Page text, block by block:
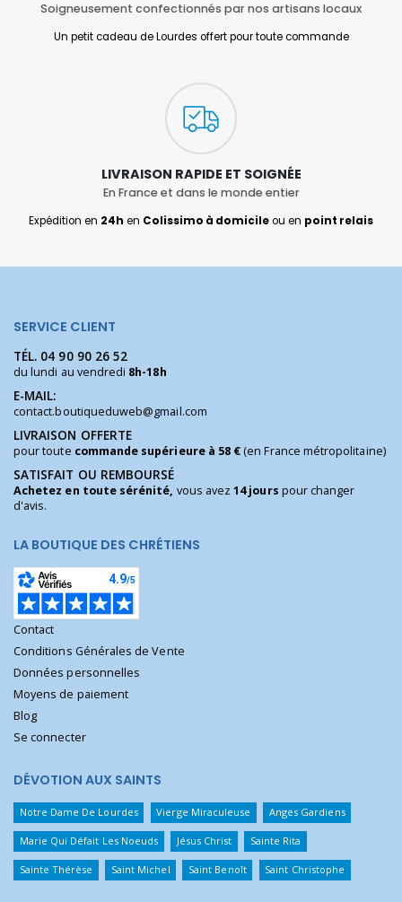
Soigneusement confectionnés par nos artisans locaux
Un petit cadeau de Lourdes offert pour toute commande
LIVRAISON RAPIDE ET SOIGNÉE
En France et dans le monde entier
Expédition en 24h en Colissimo à domicileou en point relais
SERVICE CLIENT
TÉL. 04 90 90 26 52
du lundi au vendredi 8h-18h
E-MAIL:
contact.boutiqueduweb@gmail.com
LIVRAISON OFFERTE
pour toute commande supérieure à 58 €(en France métropolitaine)
SATISFAIT OU REMBOURSÉ
Achetez en toute sérénité, vous avez14 jours pour changer
d'avis.
LA BOUTIQUE DES CHRÉTIENS
Contact
Conditions Générales de Vente
Données personnelles
Moyens de paiement
Blog
Se connecter
DÉVOTION AUX SAINTS
Notre Dame De Lourdes Vierge Miraculeuse Anges Gardiens
Marie Qui Défait Les Noeuds Jésus Christ Sainte Rita
Sainte Thérèse Saint Michel Saint Benoît Saint Christophe